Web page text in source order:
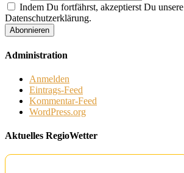
Indem Du fortfährst, akzeptierst Du unsere
Datenschutzerklärung.
Administration
Anmelden
Eintrags-Feed
Kommentar-Feed
WordPress.org
Aktuelles RegioWetter